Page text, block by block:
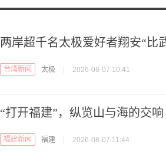
两岸超千名太极爱好者翔安“比
台湾新闻 太极 2026-08-07 10:41
“打开福建”，纵览山与海的交响
福建新闻 福建 2026-08-07 11:44